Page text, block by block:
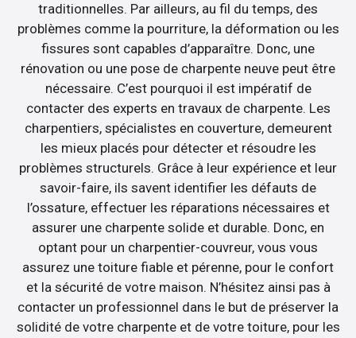
traditionnelles. Par ailleurs, au fil du temps, des
problèmes comme la pourriture, la déformation ou les
fissures sont capables d’apparaître. Donc, une
rénovation ou une pose de charpente neuve peut être
nécessaire. C’est pourquoi il est impératif de
contacter des experts en travaux de charpente. Les
charpentiers, spécialistes en couverture, demeurent
les mieux placés pour détecter et résoudre les
problèmes structurels. Grâce à leur expérience et leur
savoir-faire, ils savent identifier les défauts de
l’ossature, effectuer les réparations nécessaires et
assurer une charpente solide et durable. Donc, en
optant pour un charpentier-couvreur, vous vous
assurez une toiture fiable et pérenne, pour le confort
et la sécurité de votre maison. N’hésitez ainsi pas à
contacter un professionnel dans le but de préserver la
solidité de votre charpente et de votre toiture, pour les